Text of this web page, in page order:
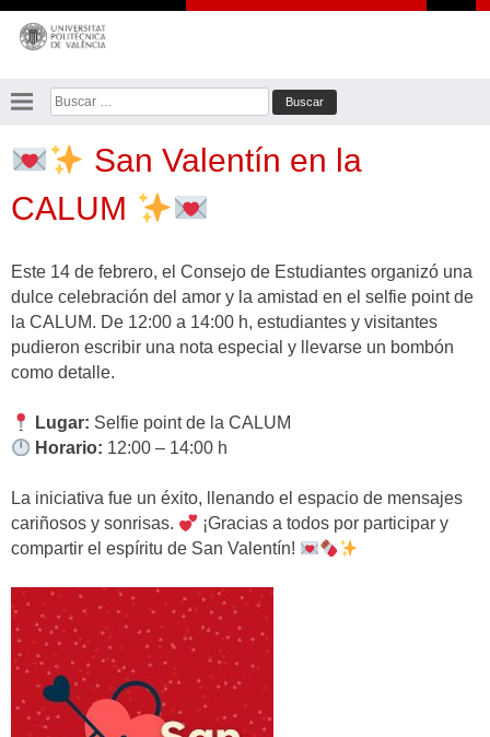
Saltar
contenido
Buscar:
San Valentín en la
CALUM
Este 14 de febrero, el Consejo de Estudiantes organizó una
dulce celebración del amor y la amistad en el selfie point de
la CALUM. De 12:00 a 14:00 h, estudiantes y visitantes
pudieron escribir una nota especial y llevarse un bombón
como detalle.
Lugar: Selfie point de la CALUM
Horario: 12:00 – 14:00 h
La iniciativa fue un éxito, llenando el espacio de mensajes
cariñosos y sonrisas.
¡Gracias a todos por participar y
compartir el espíritu de San Valentín!